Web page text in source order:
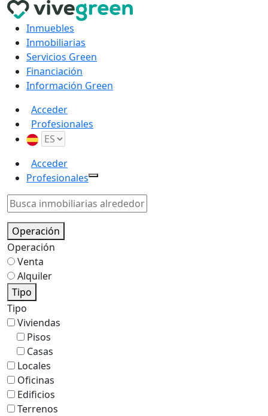
Inmuebles
Inmobiliarias
Servicios Green
Financiación
Información Green
Acceder
Profesionales
Acceder
Profesionales
Operación
Operación
Venta
Alquiler
Tipo
Tipo
Viviendas
Pisos
Casas
Locales
Oficinas
Edificios
Terrenos